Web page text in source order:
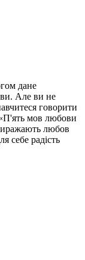
дане
Але ви не
говорити
мов любови
любов
себе радість